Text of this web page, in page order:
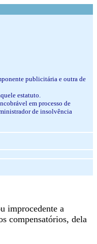
publicitária e outra de
estatuto.
em processo de
de insolvência
improcedente a
compensatórios, dela